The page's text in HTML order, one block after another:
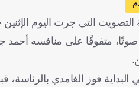
التي جرت اليوم الإثنين
فوز الغامدي بالرئاسة،